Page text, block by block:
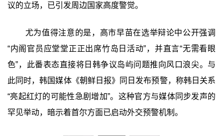
议的立场，已引发周边国家高度警觉。
尤为值得注意的是，高市早苗在选举辩论中公开强调
“内阁官员应堂堂正正出席竹岛日活动”，并直言“无需看眼
色”，此番表态直接将日韩争议岛屿问题推向风口浪尖。与
此同时，韩国媒体《朝鲜日报》同日发布预警，称韩日关系
“亮起红灯的可能性急剧增加”。这种官方与媒体同步发声的
罕见举动，暗示着首尔方面已启动外交预警机制。